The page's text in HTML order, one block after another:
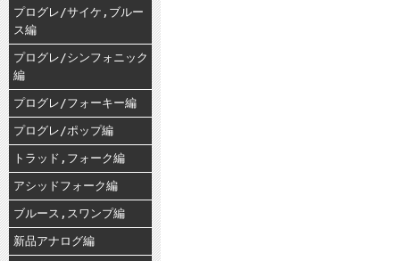
プログレ/サイケ,ブルー
ス編
プログレ/シンフォニック
編
プログレ/フォーキー編
プログレ/ポップ編
トラッド,フォーク編
アシッドフォーク編
ブルース,スワンプ編
新品アナログ編